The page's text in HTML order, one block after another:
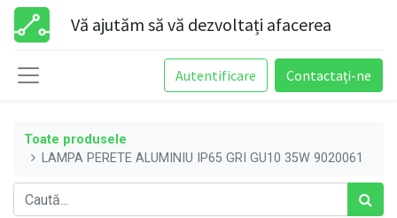
Vă ajutăm să vă dezvoltați afacerea
Autentificare Contactați-ne
Toate produsele
LAMPA PERETE ALUMINIU IP65 GRI GU10 35W 9020061